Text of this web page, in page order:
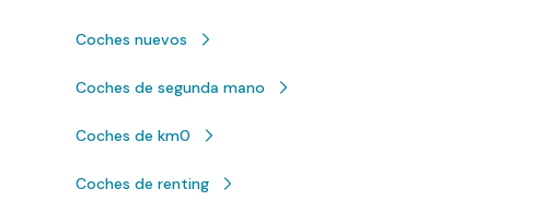
Coches nuevos
Coches de segunda mano
Coches de km0
Coches de renting